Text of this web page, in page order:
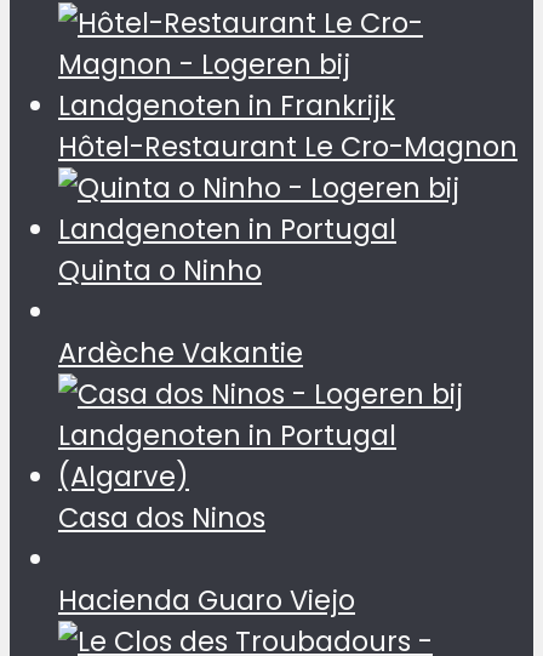
Hôtel-Restaurant Le Cro-Magnon
Quinta o Ninho
Ardèche Vakantie
Casa dos Ninos
Hacienda Guaro Viejo